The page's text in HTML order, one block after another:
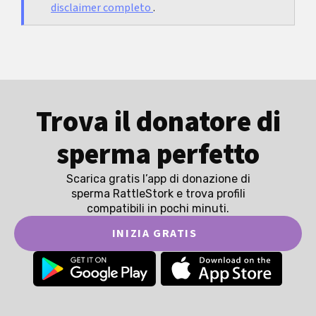
disclaimer completo.
Trova il donatore di
sperma perfetto
Scarica gratis l’app di donazione di
sperma RattleStork e trova profili
compatibili in pochi minuti.
INIZIA GRATIS